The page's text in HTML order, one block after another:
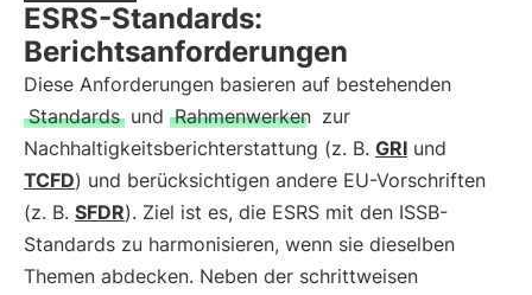
ESRS-Standards:
Berichtsanforderungen
Diese Anforderungen basieren auf bestehenden
Standards und Rahmenwerken zur
Nachhaltigkeitsberichterstattung (z. B. GRI und
TCFD) und berücksichtigen andere EU-Vorschriften
(z. B. SFDR). Ziel ist es, die ESRS mit den ISSB-
Standards zu harmonisieren, wenn sie dieselben
Themen abdecken. Neben der schrittweisen